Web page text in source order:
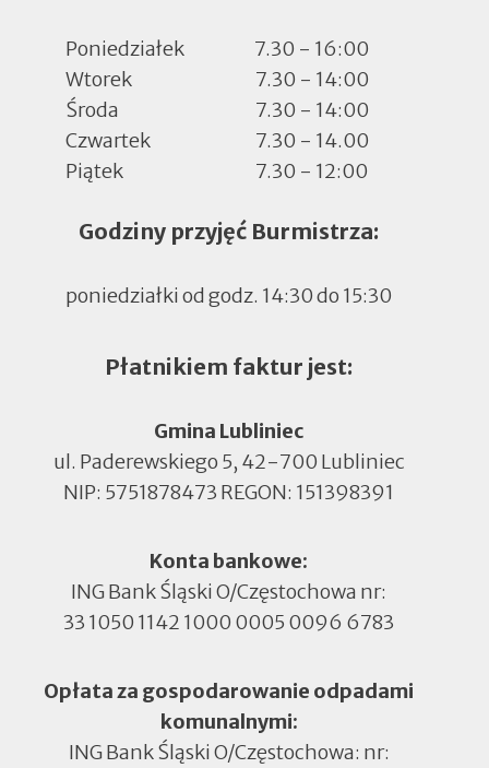
Poniedziałek
7.30 - 16:00
Wtorek
7.30 - 14:00
Środa
7.30 - 14:00
Czwartek
7.30 - 14.00
Piątek
7.30 - 12:00
Godziny przyjęć Burmistrza:
poniedziałki od godz. 14:30 do 15:30
Płatnikiem faktur jest:
Gmina Lubliniec
ul. Paderewskiego 5, 42-700 Lubliniec
NIP: 5751878473 REGON: 151398391
Konta bankowe:
ING Bank Śląski O/Częstochowa nr:
33 1050 1142 1000 0005 0096 6783
Opłata za gospodarowanie odpadami
komunalnymi:
ING Bank Śląski O/Częstochowa: nr: